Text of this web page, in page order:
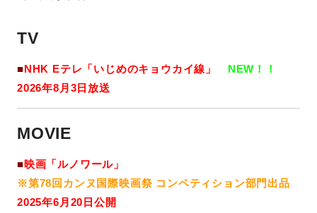
TV
■NHK Eテレ 「いじめのキョウカイ線」 NEW！！
2026年8月3日放送
MOVIE
■映画「ルノワール」
※第78回カンヌ国際映画祭 コンペティション部門出品
2025年6月20日公開